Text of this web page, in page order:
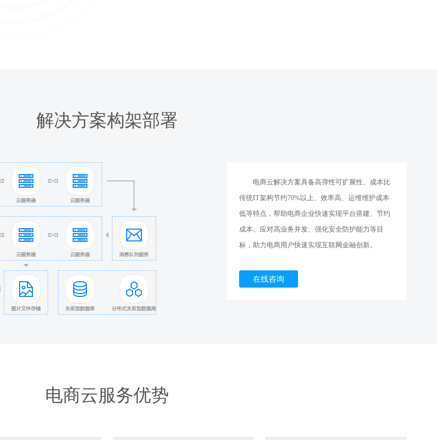
解决方案构架部署
电商云解决方案具备高弹性可扩展性、成本比
传统IT架构节约70%以上、效率高、运维维护成本
低等特点，帮助电商企业快速实现平台搭建、节约
成本、应对高业务并发、强化安全防护能力等目
标，助力电商用户快速实现互联网金融创新。
在线咨询
电商云服务优势